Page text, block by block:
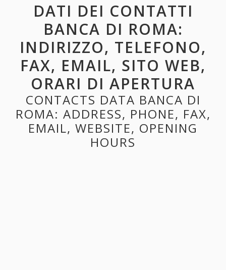
DATI DEI CONTATTI
BANCA DI ROMA:
INDIRIZZO, TELEFONO,
FAX, EMAIL, SITO WEB,
ORARI DI APERTURA
CONTACTS DATA BANCA DI
ROMA: ADDRESS, PHONE, FAX,
EMAIL, WEBSITE, OPENING
HOURS